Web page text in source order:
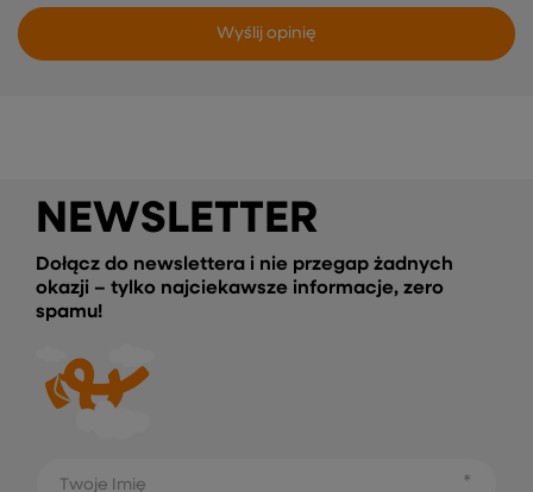
Wyślij opinię
NEWSLETTER
Dołącz do newslettera i nie przegap żadnych
okazji – tylko najciekawsze informacje, zero
spamu!
Twoje Imię